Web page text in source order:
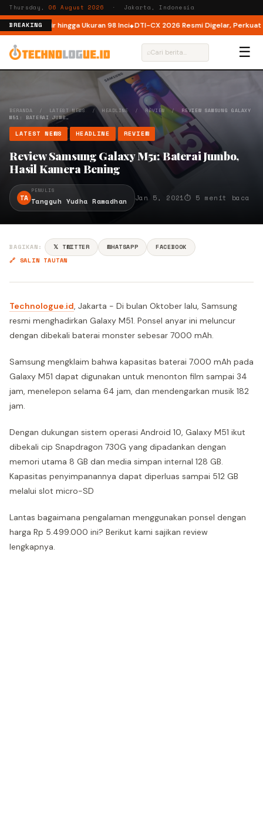
Thursday,06 August 2026 · Jakarta, Indonesia
BREAKING
Kini Hadir hingga Ukuran 98 Inci DTI-CX 2026 Resmi Digelar, Perkuat
⌕ ☰
BERANDA / LATEST NEWS/ HEADLINE /REVIEW / REVIEW SAMSUNG GALAXY
M51: BATERAI JUMB…
LATEST NEWS HEADLINE REVIEW
Review Samsung Galaxy M51: Baterai Jumbo,
Hasil Kamera Bening
TA
PENULIS
Tangguh Yudha Ramadhan Jan 5, 2021⏱ 5 menit baca
BAGIKAN: 𝕏 TWITTER WHATSAPP
FACEBOOK
🔗 SALIN TAUTAN
Technologue.id, Jakarta - Di bulan Oktober lalu, Samsung
resmi menghadirkan Galaxy M51. Ponsel anyar ini meluncur
dengan dibekali baterai monster sebesar 7000 mAh.
Samsung mengklaim bahwa kapasitas baterai 7.000 mAh pada
Galaxy M51 dapat digunakan untuk menonton film sampai 34
jam, menelepon selama 64 jam, dan mendengarkan musik 182
jam.
Dengan dukungan sistem operasi Android 10, Galaxy M51 ikut
dibekali cip Snapdragon 730G yang dipadankan dengan
memori utama 8 GB dan media simpan internal 128 GB.
Kapasitas penyimpanannya dapat diperluas sampai 512 GB
melalui slot micro-SD
Lantas bagaimana pengalaman menggunakan ponsel dengan
harga Rp 5.499.000 ini? Berikut kami sajikan review
lengkapnya.